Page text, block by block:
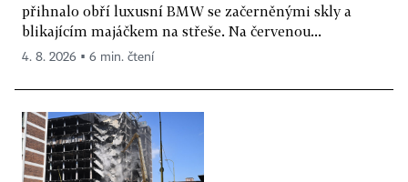
přihnalo obří luxusní BMW se začerněnými skly a
blikajícím majáčkem na střeše. Na červenou...
4. 8. 2026 ▪ 6 min. čtení